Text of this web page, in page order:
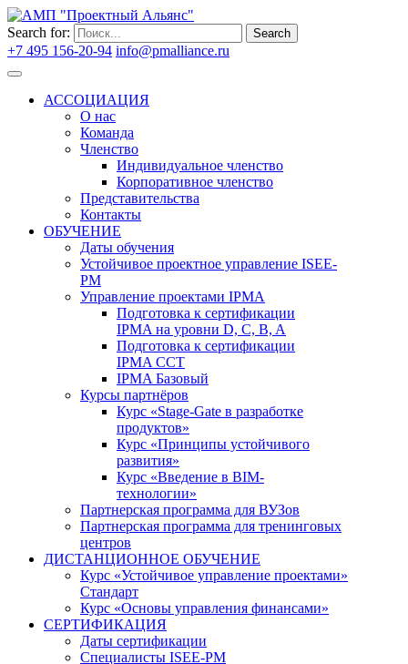
Search for: Search
+7 495 156-20-94 info@pmalliance.ru
АССОЦИАЦИЯ
О нас
Команда
Членство
Индивидуальное членство
Корпоративное членство
Представительства
Контакты
ОБУЧЕНИЕ
Даты обучения
Устойчивое проектное управление ISEE-
PM
Управление проектами IPMA
Подготовка к сертификации
IPMA на уровни D, C, B, A
Подготовка к сертификации
IPMA CCT
IPMA Базовый
Курсы партнёров
Курс «Stage-Gate в разработке
продуктов»
Курс «Принципы устойчивого
развития»
Курс «Введение в BIM-
технологии»
Партнерская программа для ВУЗов
Партнерская программа для тренинговых
центров
ДИСТАНЦИОННОЕ ОБУЧЕНИЕ
Курс «Устойчивое управление проектами»
Стандарт
Курс «Основы управления финансами»
СЕРТИФИКАЦИЯ
Даты сертификации
Специалисты ISEE-PM